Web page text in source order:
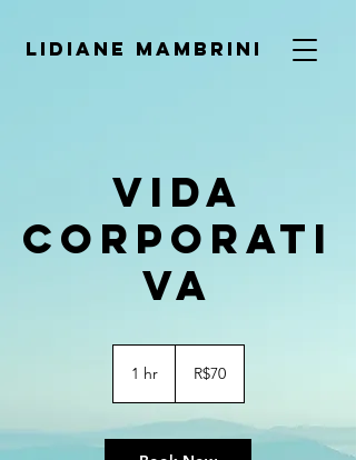
LIDIANE MAMBRINI
Vida
Corporati
va
1 hr1
realsR$70